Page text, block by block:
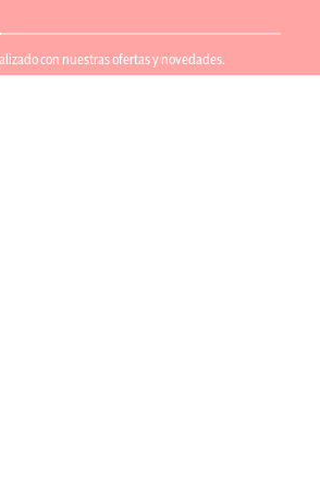
con nuestras ofertas y novedades.